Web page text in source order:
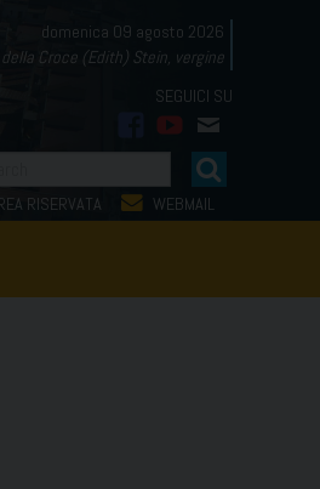
domenica 09 agosto 2026
Croce (Edith) Stein, vergine
facebook
youtube
mail
RISERVATA WEBMAIL